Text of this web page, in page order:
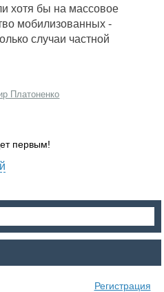
хотя бы на массовое
мобилизованных -
случаи частной
Платоненко
первым!
Регистрация